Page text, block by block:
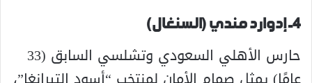
4- إدوارد مندي (السنغال)
حارس الأهلي السعودي وتشلسي السابق (33